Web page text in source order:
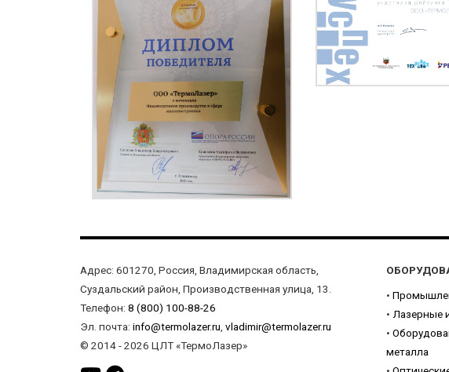
Адрес: 601270, Россия, Владимирская область,
Суздальский район, Производственная улица, 13.
Телефон: 8 (800) 100-88-26
Эл. почта: info@termolazer.ru vladimir@termolazer.ru
© 2014 - 2026 ЦЛТ «ТермоЛазер»
•
• Лазерные
•
металла